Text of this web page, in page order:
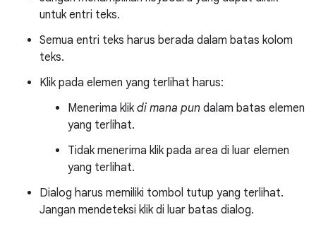
untuk entri teks.
Semua entri teks harus berada dalam batas kolom
teks.
Klik pada elemen yang terlihat harus:
Menerima klik di mana pun dalam batas elemen
yang terlihat.
Tidak menerima klik pada area di luar elemen
yang terlihat.
Dialog harus memiliki tombol tutup yang terlihat.
Jangan mendeteksi klik di luar batas dialog.